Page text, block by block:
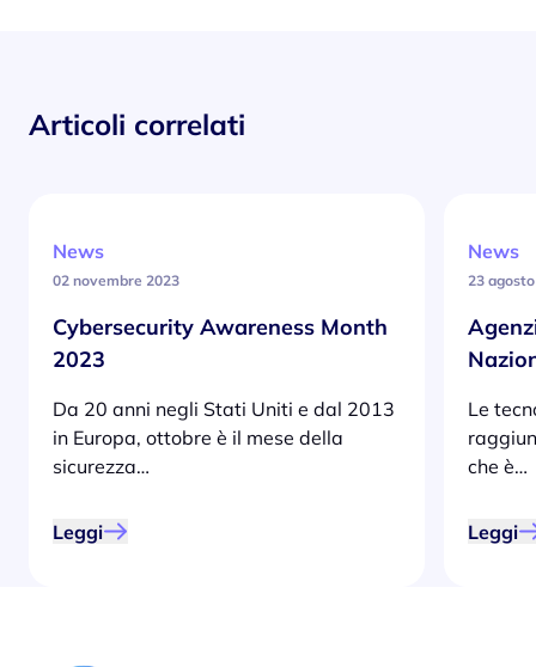
Articoli correlati
News
02 novembre 2023
Cybersecurity Awareness Month
2023
Da 20 anni negli Stati Uniti e dal 2013
in Europa, ottobre è il mese della
sicurezza…
Leggi
News
23
Le
che è…
Leggi